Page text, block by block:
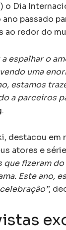
Dia
passado
ao redor do
a espalhar o
uma
estamos
a parceiros
destacou
atores e
que fizeram
Este ano,
,